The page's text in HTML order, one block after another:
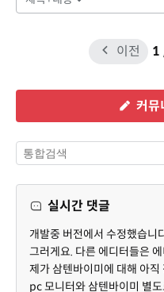
이전 1
커뮤
실시간 댓글